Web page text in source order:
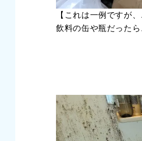
【これは一例ですが
飲料の缶や瓶だった